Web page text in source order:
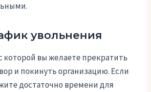
увольнения
которой вы желаете прекратить
и покинуть организацию. Если
достаточно времени для